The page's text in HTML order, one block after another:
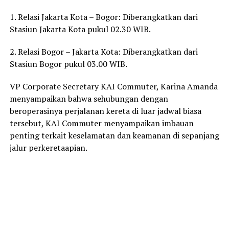
1. Relasi Jakarta Kota – Bogor: Diberangkatkan dari
Stasiun Jakarta Kota pukul 02.30 WIB.
2. Relasi Bogor – Jakarta Kota: Diberangkatkan dari
Stasiun Bogor pukul 03.00 WIB.
VP Corporate Secretary KAI Commuter, Karina Amanda
menyampaikan bahwa sehubungan dengan
beroperasinya perjalanan kereta di luar jadwal biasa
tersebut, KAI Commuter menyampaikan imbauan
penting terkait keselamatan dan keamanan di sepanjang
jalur perkeretaapian.